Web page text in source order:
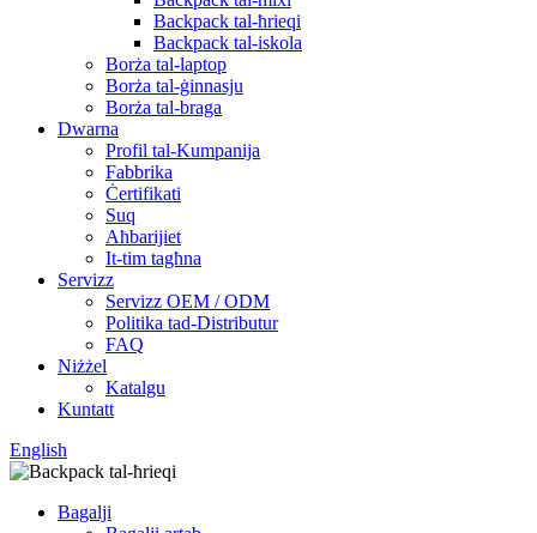
Backpack tal-ħrieqi
Backpack tal-iskola
Borża tal-laptop
Borża tal-ġinnasju
Borża tal-braga
Dwarna
Profil tal-Kumpanija
Fabbrika
Ċertifikati
Suq
Aħbarijiet
It-tim tagħna
Servizz
Servizz OEM / ODM
Politika tad-Distributur
FAQ
Niżżel
Katalgu
Kuntatt
English
Bagalji